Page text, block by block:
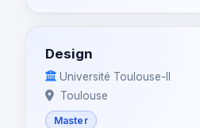
Design
Université Toulouse-II
Toulouse
Master